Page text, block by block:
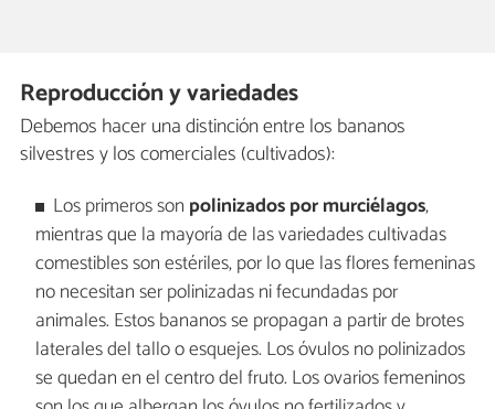
Reproducción y variedades
Debemos hacer una distinción entre los bananos
silvestres y los comerciales (cultivados):
Los primeros son polinizados por murciélagos,
mientras que la mayoría de las variedades cultivadas
comestibles son estériles, por lo que las flores femeninas
no necesitan ser polinizadas ni fecundadas por
animales. Estos bananos se propagan a partir de brotes
laterales del tallo o esquejes. Los óvulos no polinizados
se quedan en el centro del fruto. Los ovarios femeninos